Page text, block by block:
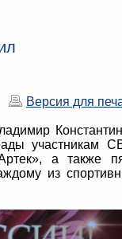
Контакты
Версия для
участникам
а также
из